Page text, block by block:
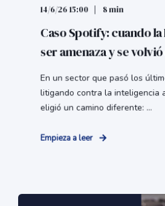
14/6/26 15:00 8 min
Caso Spotify: cuando
ser amenaza y se
En un sector que pasó los
litigando contra la inteligencia
eligió un camino diferente: ...
Empieza a leer